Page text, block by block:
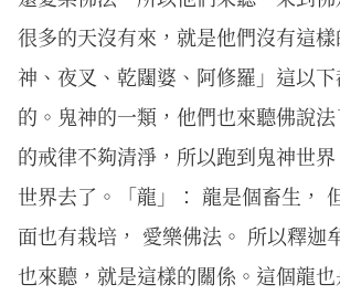
很多的天沒有來，就是他們沒有這
神、夜叉、乾闥婆、阿修羅」這以
的。鬼神的一類，他們也來聽佛說
的戒律不夠清淨，所以跑到鬼神世
世界去了。「龍」： 龍是個畜生，
面也有栽培， 愛樂佛法。 所以釋迦
也來聽，就是這樣的關係。這個龍也